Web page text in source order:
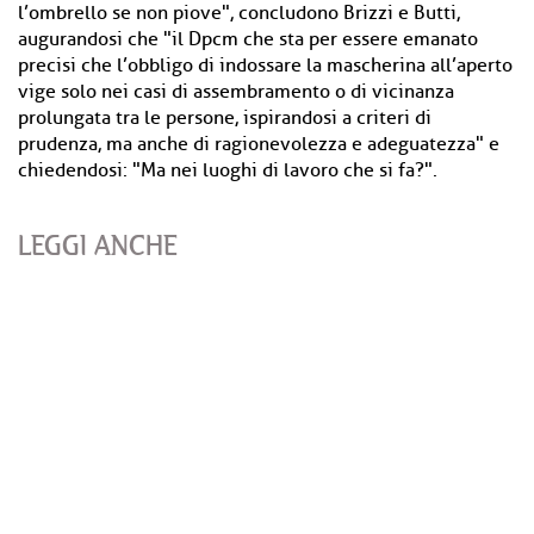
l’ombrello se non piove", concludono Brizzi e Butti,
augurandosi che "il Dpcm che sta per essere emanato
precisi che l’obbligo di indossare la mascherina all’aperto
vige solo nei casi di assembramento o di vicinanza
prolungata tra le persone, ispirandosi a criteri di
prudenza, ma anche di ragionevolezza e adeguatezza" e
chiedendosi: "Ma nei luoghi di lavoro che si fa?".
LEGGI ANCHE